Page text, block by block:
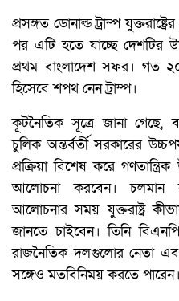
প্রসঙ্গত ডোনাল্ড ট্রাম্প
পর এটি হতে যাচ্ছে দেশটির
প্রথম বাংলাদেশ সফর। গত ২০
হিসেবে শপথ নেন ট্রাম্প।
কূটনৈতিক সূত্রে জানা
চুলিক অন্তর্বর্তী সরকারের
প্রক্রিয়া বিশেষ করে গণতান্ত্রিক
আলোচনা করবেন। চলমান
আলোচনার সময় যুক্তরাষ্ট্র
জানতে চাইবেন। তিনি
রাজনৈতিক দলগুলোর নেতা
সঙ্গেও মতবিনিময় করতে পারেন।